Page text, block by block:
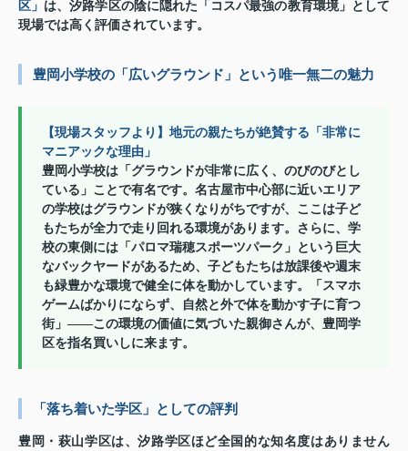
区」 は、汐路学区の陰に隠れた「コスパ最強の教育環境」として
現場では高く評価されています。
豊岡小学校の「広いグラウンド」という唯一無二の魅力
【現場スタッフより】地元の親たちが絶賛する「非常に
マニアックな理由」
豊岡小学校は「グラウンドが非常に広く、のびのびとし
ている」ことで有名です。名古屋市中心部に近いエリア
の学校はグラウンドが狭くなりがちですが、ここは子ど
もたちが全力で走り回れる環境があります。さらに、学
校の東側には「パロマ瑞穂スポーツパーク」という巨大
なバックヤードがあるため、子どもたちは放課後や週末
も緑豊かな環境で健全に体を動かしています。「スマホ
ゲームばかりにならず、自然と外で体を動かす子に育つ
街」——この環境の価値に気づいた親御さんが、豊岡学
区を指名買いしに来ます。
「落ち着いた学区」としての評判
豊岡・萩山学区は、汐路学区ほど全国的な知名度はありません